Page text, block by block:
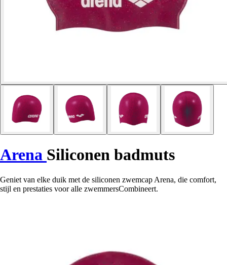
Arena Siliconen badmuts
Geniet van elke duik met de siliconen zwemcap Arena, die comfort,
stijl en prestaties voor alle zwemmersCombineert.